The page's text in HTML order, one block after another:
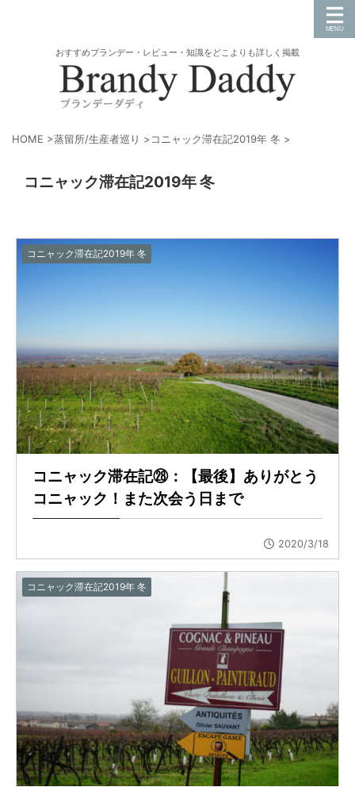
おすすめブランデー・レビュー・知識をどこよりも詳しく掲載
HOME >蒸留所/生産者巡り >コニャック滞在記2019年 冬 >
コニャック滞在記2019年 冬
コニャック滞在記2019年 冬
コニャック滞在記㉘：【最後】ありがとう
コニャック！また次会う日まで
2020/3/18
コニャック滞在記2019年 冬